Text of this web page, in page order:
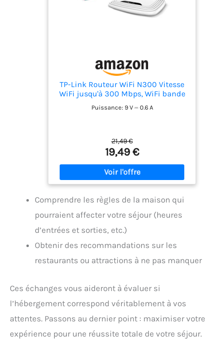
la maison, évitant les coupures et les
retards lors du passage d'un signal à l'autre
des réseaux personnels Protection Avancée
Contre Les Cybermenaces - Avec TP-Link
sécurité avancées pour créer un
environnement sûr qui protège les données
et la confidentialité de votre famille et de
communiquer davantage tout en
consommant moins d'énergie
TP-Link Routeur WiFi N300 Vitesse
WiFi jusqu'à 300 Mbps, WiFi bande
de 2,4GHz, 5 ports (4 ports Ethernet
), 2 antennes externes, Contrôle
Puissance: 9 V ⎓ 0.6 A
21,49 €
19,49 €
Comprendre les règles de la maison qui
pourraient affecter votre séjour (heures
d’entrées et sorties, etc.)
Obtenir des recommandations sur les
restaurants ou attractions à ne pas manquer
Ces échanges vous aideront à évaluer si
l’hébergement correspond véritablement à vos
attentes. Passons au dernier point : maximiser votre
expérience pour une réussite totale de votre séjour.